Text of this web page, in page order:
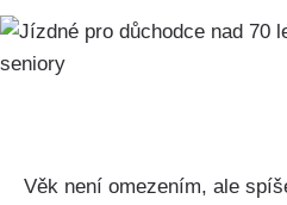
Věk není omezením, ale